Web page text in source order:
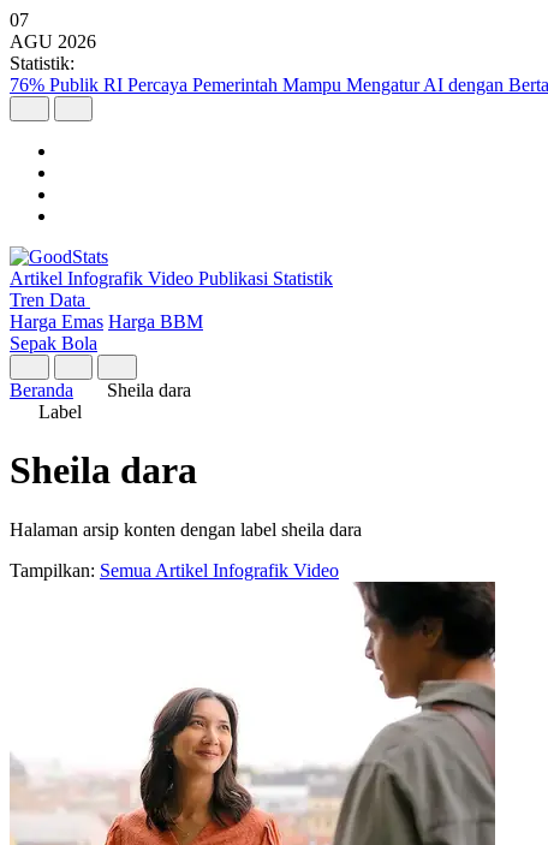
07
AGU 2026
Statistik:
76% Publik RI Percaya Pemerintah Mampu Mengatur AI dengan
Artikel Infografik Video Publikasi Statistik
Tren Data
Harga Emas Harga BBM
Sepak Bola
Beranda
Sheila dara
Label
Sheila dara
Halaman arsip konten dengan label sheila dara
Tampilkan: Semua Artikel Infografik Video